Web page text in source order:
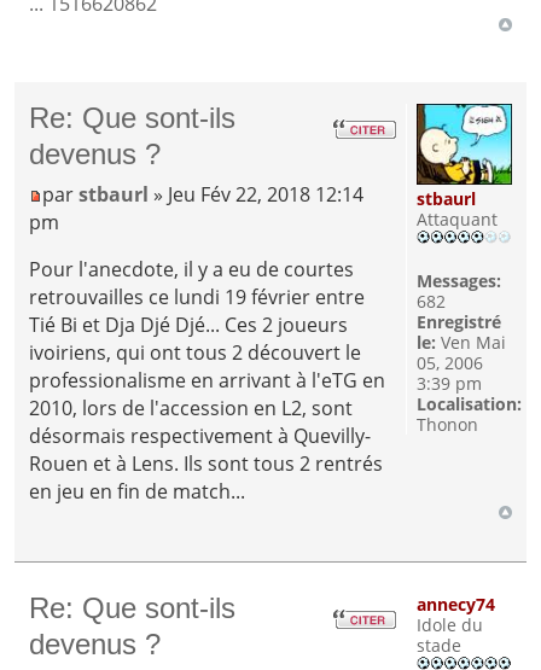
Re: Que sont-ils
devenus ?
parstbaurl » Jeu Fév 22, 2018 12:14
pm
Pour l'anecdote, il y a eu de courtes
retrouvailles ce lundi 19 février entre
Tié Bi et Dja Djé Djé... Ces 2 joueurs
ivoiriens, qui ont tous 2 découvert le
professionalisme en arrivant à l'eTG en
2010, lors de l'accession en L2, sont
désormais respectivement à Quevilly-
Rouen et à Lens. Ils sont tous 2 rentrés
en jeu en fin de match...
stbaurl
Attaquant
Messages:
682
Enregistré
le: Ven Mai
05, 2006
3:39 pm
Localisation:
Thonon
Re: Que sont-ils
devenus ?
annecy74
Idole du
stade